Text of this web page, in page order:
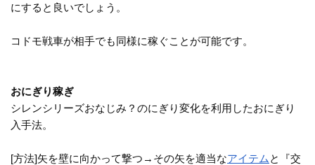
にすると良いでしょう。
コドモ戦車が相手でも同様に稼ぐことが可能です。
おにぎり稼ぎ
シレンシリーズおなじみ？のにぎり変化を利用したおにぎり
入手法。
[方法]矢を壁に向かって撃つ→その矢を適当なアイテム と『交